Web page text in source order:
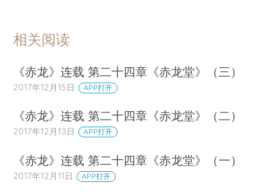
相关阅读
《赤龙》连载 第二十四章《赤龙堂》（三）
2017年12月15日 APP打开
《赤龙》连载 第二十四章《赤龙堂》（二）
2017年12月13日 APP打开
《赤龙》连载 第二十四章《赤龙堂》（一）
2017年12月11日 APP打开